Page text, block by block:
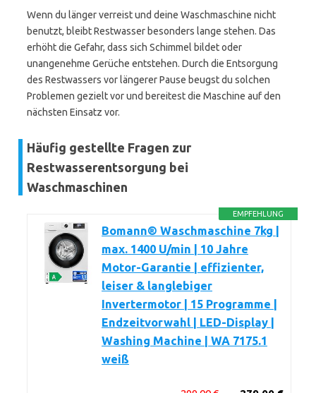
Wenn du länger verreist und deine Waschmaschine nicht
benutzt, bleibt Restwasser besonders lange stehen. Das
erhöht die Gefahr, dass sich Schimmel bildet oder
unangenehme Gerüche entstehen. Durch die Entsorgung
des Restwassers vor längerer Pause beugst du solchen
Problemen gezielt vor und bereitest die Maschine auf den
nächsten Einsatz vor.
Häufig gestellte Fragen zur
Restwasserentsorgung bei
Waschmaschinen
EMPFEHLUNG
Bomann® Waschmaschine 7kg |
max. 1400 U/min | 10 Jahre
Motor-Garantie | effizienter,
leiser & langlebiger
Invertermotor | 15 Programme |
Endzeitvorwahl | LED-Display |
Washing Machine | WA 7175.1
weiß